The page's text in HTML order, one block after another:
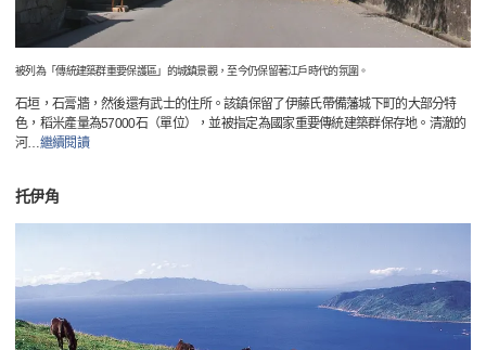
被列為「傳統建築群重要保護區」的城鎮景觀，至今仍保留著江戶時代的氛圍。
石垣，石膏牆，然後還有武士的住所。該鎮保留了伊藤氏帶備藩城下町的大部分特
色，稻米產量為57000石（單位），並被指定為國家重要傳統建築群保存地。清澈的
河 …繼續閱讀
托伊角